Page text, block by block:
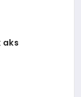
aks